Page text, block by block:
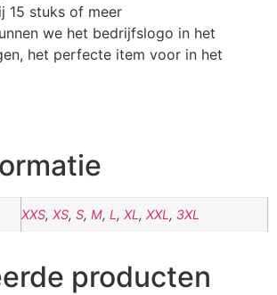
15 stuks of meer
we het bedrijfslogo in het
het perfecte item voor in het
XXS, XS, S, M, L , XL , XXL , 3XL
producten